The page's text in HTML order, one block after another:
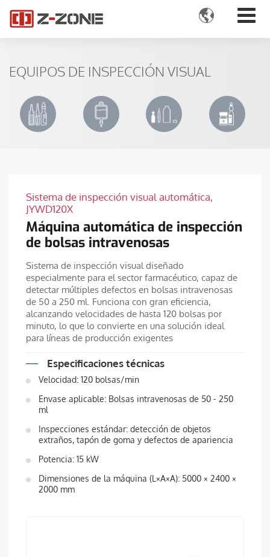

EQUIPOS DE INSPECCIÓN VISUAL
Sistema de inspección visual automática,
JYWD120X
Máquina automática de inspección
de bolsas intravenosas
Sistema de inspección visual diseñado
especialmente para el sector farmacéutico, capaz de
detectar múltiples defectos en bolsas intravenosas
de 50 a 250 ml. Funciona con gran eficiencia,
alcanzando velocidades de hasta 120 bolsas por
minuto, lo que lo convierte en una solución ideal
para líneas de producción exigentes
Especificaciones técnicas
Velocidad: 120 bolsas/min
Envase aplicable: Bolsas intravenosas de 50 - 250
ml
Inspecciones estándar: detección de objetos
extraños, tapón de goma y defectos de apariencia
Potencia: 15 kW
Dimensiones de la máquina (L×A×A): 5000 × 2400 ×
2000 mm